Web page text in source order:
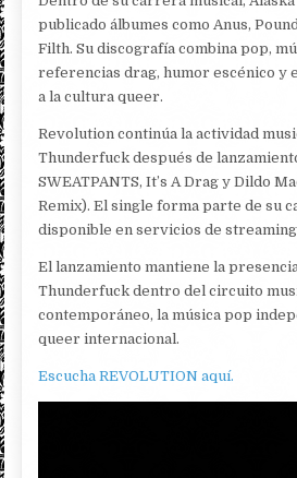
publicado álbumes como Anus,
Filth. Su discografía combina pop,
referencias drag, humor escénico y
a la cultura queer.
Revolution continúa la actividad
Thunderfuck después de
SWEATPANTS, It’s A Drag y Dildo
Remix). El single forma parte de su
disponible en servicios de
El lanzamiento mantiene la
Thunderfuck dentro del circuito
contemporáneo, la música pop
queer internacional.
Escucha REVOLUTION aquí.